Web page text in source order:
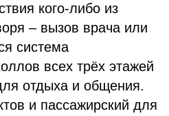
кого-либо из
– вызов врача или
система
всех трёх этажей
отдыха и общения.
и пассажирский для